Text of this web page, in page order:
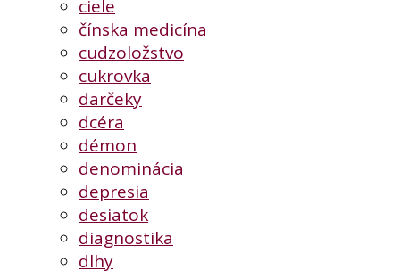
ciele
čínska medicína
cudzoložstvo
cukrovka
darčeky
dcéra
démon
denominácia
depresia
desiatok
diagnostika
dlhy